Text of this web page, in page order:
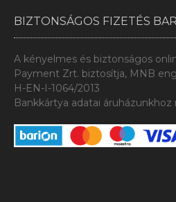
BIZTONSÁGOS FIZETÉS
A kényelmes és biztonságos
Payment Zrt. biztosítja, MNB
H-EN-I-1064/2013
Bankkártya adatai áruházunkhoz